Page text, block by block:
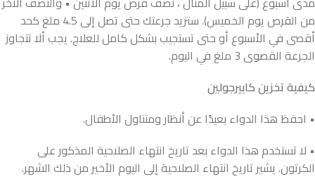
من القرص يوم الخميس). ستزيد جرعتك حتى تصل إلى 4.5 ملغ كحد
أقصى في الأسبوع أو حتى تستجيب بشكل كامل للعلاج. يجب ألا تتجاوز
الجرعة القصوى 3 ملغ في اليوم.
كيفية تخزين كابيرجولين
• احفظ هذا الدواء بعيدًا عن أنظار ومتناول الأطفال.
• لا تستخدم هذا الدواء بعد تاريخ انتهاء الصلاحية المذكور على
الكرتون. يشير تاريخ انتهاء الصلاحية إلى اليوم الأخير من ذلك الشهر.